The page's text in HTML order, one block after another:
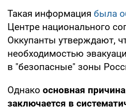
Такая информация была
Центре национального
Оккупанты утверждают,
необходимостью
в "безопасные" зоны
Однако основная
заключается в